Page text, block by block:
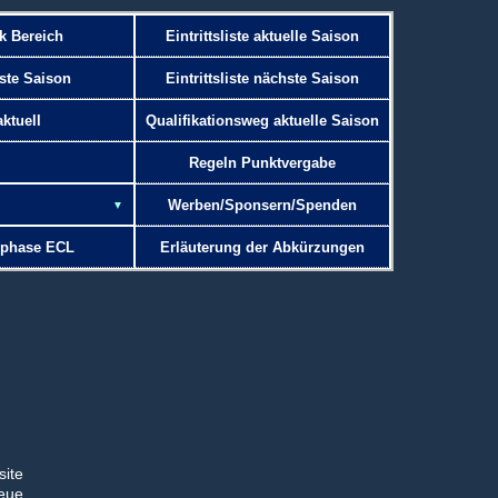
Bereich Eintrittsliste aktuelle Saison
Saison Eintrittsliste nächste Saison
Qualifikationsweg aktuelle Saison
Regeln Punktvergabe
Werben/Sponsern/Spenden
ECL Erläuterung der Abkürzungen